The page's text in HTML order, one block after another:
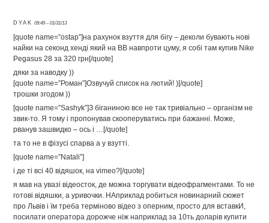
DYAK 09:49 – 01/31/13
[quote name=”ostap”]на рахунок взуття для бігу – деколи бувають нові
найки на секонд хенді який на ВВ навпроти цуму, я собі там купив Nike
Pegasus 28 за 320 грн[/quote]
дяки за наводку ))
[quote name=”Роман”]Озвучуй список на лютий! )[/quote]
трошки згодом ))
[quote name=”Sashyk”]З біганиною все не так тривіально – організм не
звик-то. Я тому і пропонував скооперуватись при бажанні. Може,
рванув зашвидко – ось і …[/quote]
та то не в фізусі спарва а у взутті.
[quote name=”Natali”]
і де ті всі 40 відяшок, на vimeo?[/quote]
я мав на увазі відеосток, де можна торгувати відеофрагментами. То не
готові відяшки, а уривочки. НАприклад робиться новинарний сюжет
про Львів і їм треба терміново відео з оперним, просто для вставкИ,
посилати оператора дорожче ніж наприклад за 10ть доларів купити